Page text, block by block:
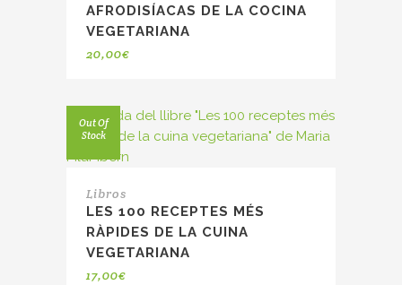
AFRODISÍACAS DE LA COCINA
VEGETARIANA
20,00€
Out Of
Stock
Libros
LES 100 RECEPTES MÉS
RÀPIDES DE LA CUINA
VEGETARIANA
17,00€